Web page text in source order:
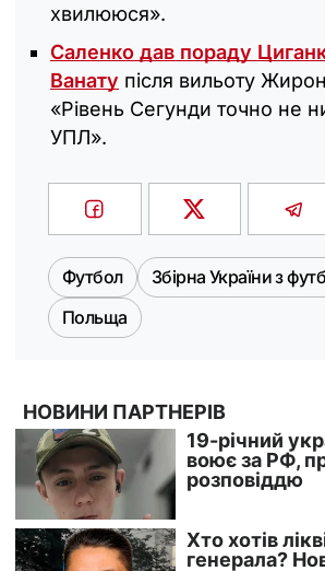
хвилююся».
Саленко дав пораду
Ванату після вильоту
«Рівень Сегунди точно не
УПЛ».
Футбол
Збірна України з
Польща